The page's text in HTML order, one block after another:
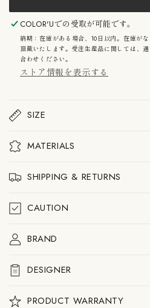
ー
ド
リ
ッ
パ
ー
の
を
減
す
ー
ド
リ
ッ
パ
ー
の
COLOR'Uでの受取が可能です。
納期：在庫がある場合、10日以内。在庫が
頂戴いたします。受注生産品に関しては、
合わせください。
ストア情報を表示する
SIZE
MATERIALS
SHIPPING & RETURNS
CAUTION
BRAND
DESIGNER
PRODUCT WARRANTY